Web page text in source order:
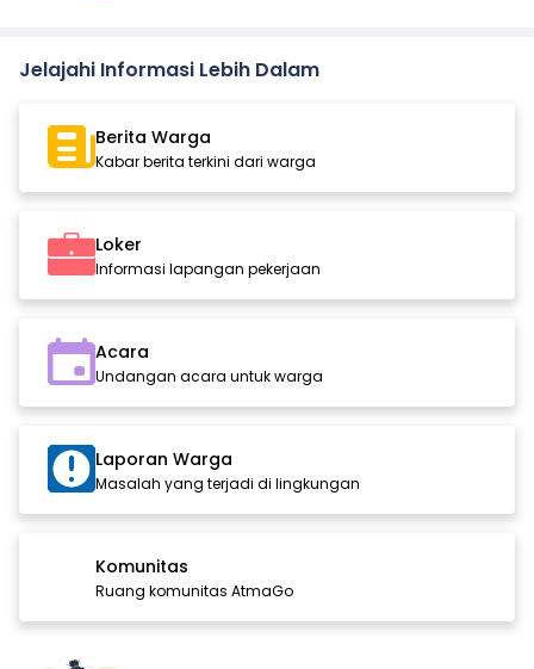
Jelajahi Informasi Lebih Dalam
Berita Warga
Kabar berita terkini dari warga
Loker
Informasi lapangan pekerjaan
Acara
Undangan acara untuk warga
Laporan Warga
Masalah yang terjadi di lingkungan
Komunitas
Ruang komunitas AtmaGo